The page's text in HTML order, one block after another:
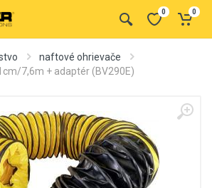
0 0
naftové ohrievače
7,6m + adaptér (BV290E)